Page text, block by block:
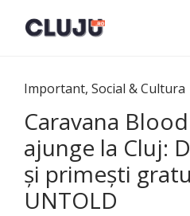
Important, Social & Cultura
Caravana
ajunge la Cluj:
şi primeşti
UNTOLD